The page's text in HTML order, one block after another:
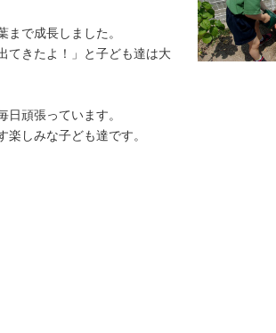
まで成長しました。
てきたよ！」と子ども達は大
日頑張っています。
楽しみな子ども達です。